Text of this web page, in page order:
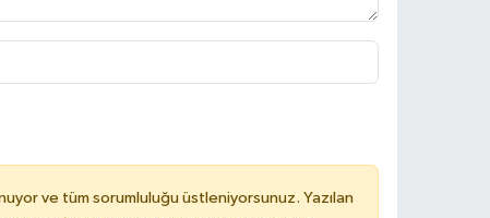
ve tüm sorumluluğu üstleniyorsunuz. Yazılan